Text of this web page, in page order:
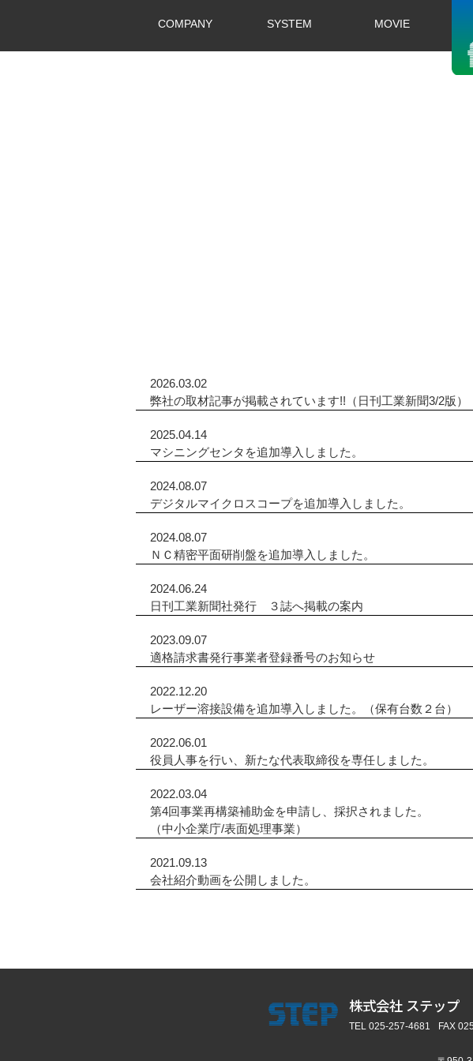
COMPANY SYSTEM MOVIE
2026.03.02
弊社の取材記事が掲載されています!!（日刊工業新聞3/2版）
2025.04.14
マシニングセンタを追加導入しました。
2024.08.07
デジタルマイクロスコープを追加導入しました。
2024.08.07
ＮＣ精密平面研削盤を追加導入しました。
2024.06.24
日刊工業新聞社発行 ３誌へ掲載の案内
2023.09.07
適格請求書発行事業者登録番号のお知らせ
2022.12.20
レーザー溶接設備を追加導入しました。（保有台数２台）
2022.06.01
役員人事を行い、新たな代表取締役を専任しました。
2022.03.04
第4回事業再構築補助金を申請し、採択されました。
（中小企業庁/表面処理事業）
2021.09.13
会社紹介動画を公開しました。
株式会社 ステップ
TEL 025-257-4681 FAX